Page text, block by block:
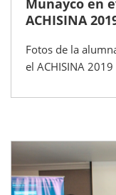
Munayco en
ACHISINA
Fotos de la
el ACHISINA